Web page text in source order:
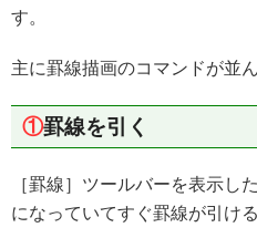
す。
主に罫線描画のコマンドが並
①罫線を引く
［罫線］ツールバーを表示し
になっていてすぐ罫線が引け